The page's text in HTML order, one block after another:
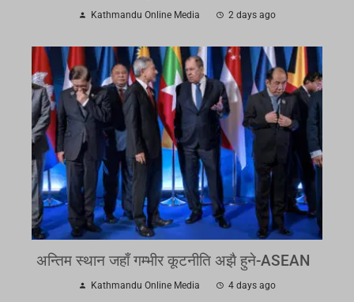
Kathmandu Online Media 2 days ago
अन्तिम स्थान जहाँ गम्भीर कूटनीति अझै हुने-ASEAN
Kathmandu Online Media 4 days ago